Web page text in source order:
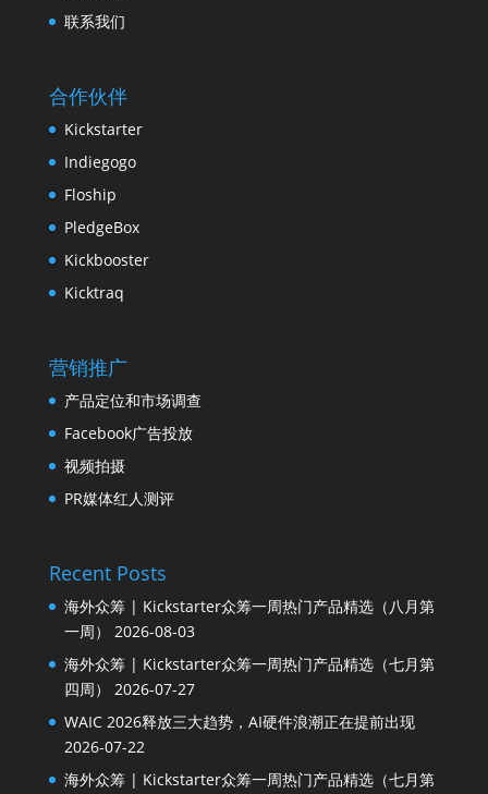
联系我们
合作伙伴
Kickstarter
Indiegogo
Floship
PledgeBox
Kickbooster
Kicktraq
营销推广
产品定位和市场调查
Facebook广告投放
视频拍摄
PR媒体红人测评
Recent Posts
海外众筹 | Kickstarter众筹一周热门产品精选（八月第
一周）
2026-08-03
海外众筹 | Kickstarter众筹一周热门产品精选（七月第
四周）
2026-07-27
WAIC 2026释放三大趋势，AI硬件浪潮正在提前出现
2026-07-22
海外众筹 | Kickstarter众筹一周热门产品精选（七月第